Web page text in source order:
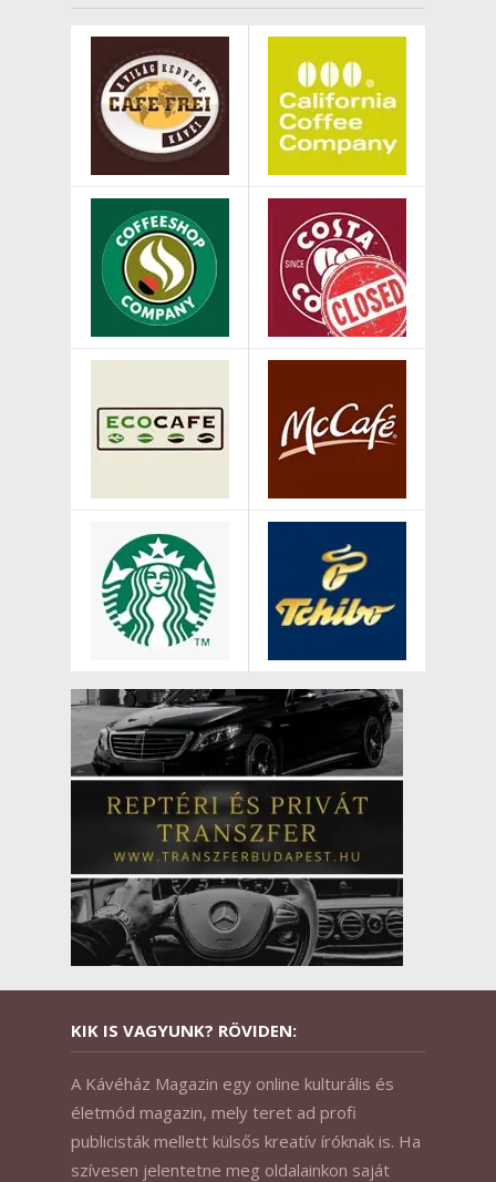
KIK IS VAGYUNK? RÖVIDEN:
A Kávéház Magazin egy online kulturális és
életmód magazin, mely teret ad profi
publicisták mellett külsős kreatív íróknak is. Ha
szívesen jelentetne meg oldalainkon saját